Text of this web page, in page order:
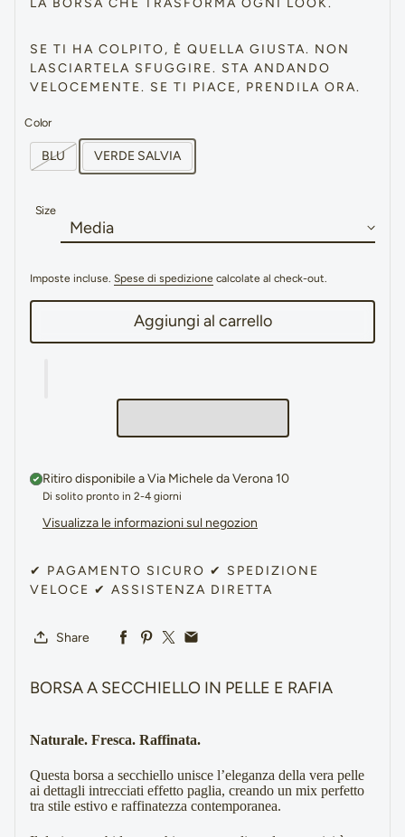
LA BORSA CHE TRASFORMA OGNI LOOK.
SE TI HA COLPITO, È QUELLA GIUSTA. NON
LASCIARTELA SFUGGIRE. STA ANDANDO
VELOCEMENTE. SE TI PIACE, PRENDILA ORA.
Color
BLU VERDE SALVIA
Size
Imposte incluse. Spese di spedizione calcolate al check-out.
Aggiungi al carrello
Ritiro disponibile aVia Michele da Verona 10
Di solito pronto in 2-4 giorni
Visualizza le informazioni sul negozion
✔ PAGAMENTO SICURO ✔ SPEDIZIONE
VELOCE ✔ ASSISTENZA DIRETTA
Share
BORSA A SECCHIELLO IN PELLE E RAFIA
Naturale. Fresca. Raffinata.
Questa borsa a secchiello unisce l’eleganza della vera pelle
ai dettagli intrecciati effetto paglia, creando un mix perfetto
tra stile estivo e raffinatezza contemporanea.